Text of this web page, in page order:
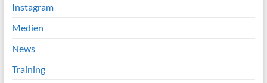
Instagram
Medien
News
Training